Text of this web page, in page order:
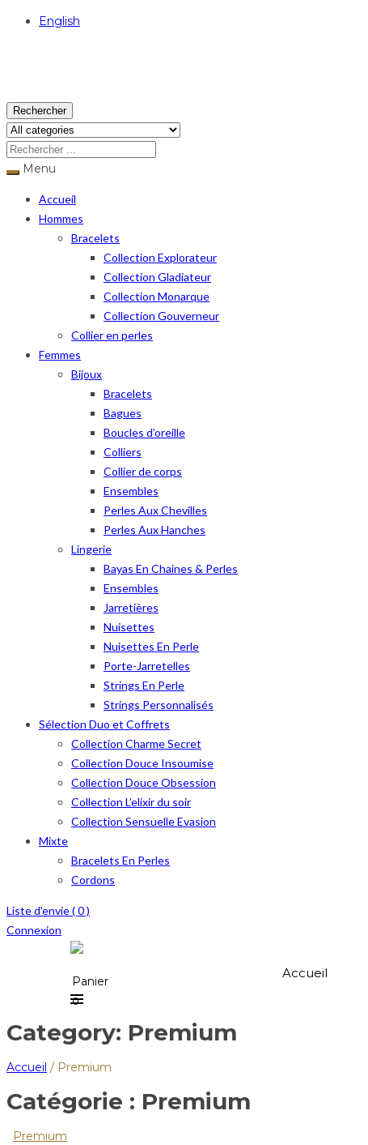
English
Rechercher
Menu
Accueil
Hommes
Bracelets
Collection Explorateur
Collection Gladiateur
Collection Monarque
Collection Gouverneur
Collier en perles
Femmes
Bijoux
Bracelets
Bagues
Boucles d’oreille
Colliers
Collier de corps
Ensembles
Perles Aux Chevilles
Perles Aux Hanches
Lingerie
Bayas En Chaines & Perles
Ensembles
Jarretières
Nuisettes
Nuisettes En Perle
Porte-Jarretelles
Strings En Perle
Strings Personnalisés
Sélection Duo et Coffrets
Collection Charme Secret
Collection Douce Insoumise
Collection Douce Obsession
Collection L’elixir du soir
Collection Sensuelle Evasion
Mixte
Bracelets En Perles
Cordons
Liste d'envie (0)
Connexion
Accueil
Panier
0
Category: Premium
Accueil / Premium
Catégorie : Premium
Premium